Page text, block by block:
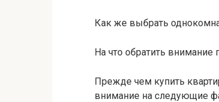
Как же выбрать
На что обратить
Прежде чем купить
внимание на следующие